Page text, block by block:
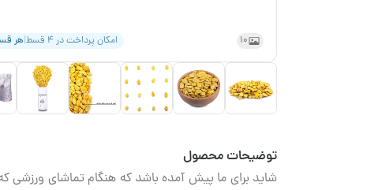
10 امکان پرداخت در ۴ قسط |هر
توضیحات محصول
شاید برای ما پیش آمده باشد که هنگام تماشای